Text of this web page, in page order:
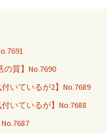
の質】No.7690
付いているが2】No.7689
いているが】No.7688